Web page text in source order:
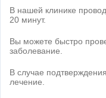
В нашей клинике
20 минут.
Вы можете быстро
заболевание.
В случае
лечение.